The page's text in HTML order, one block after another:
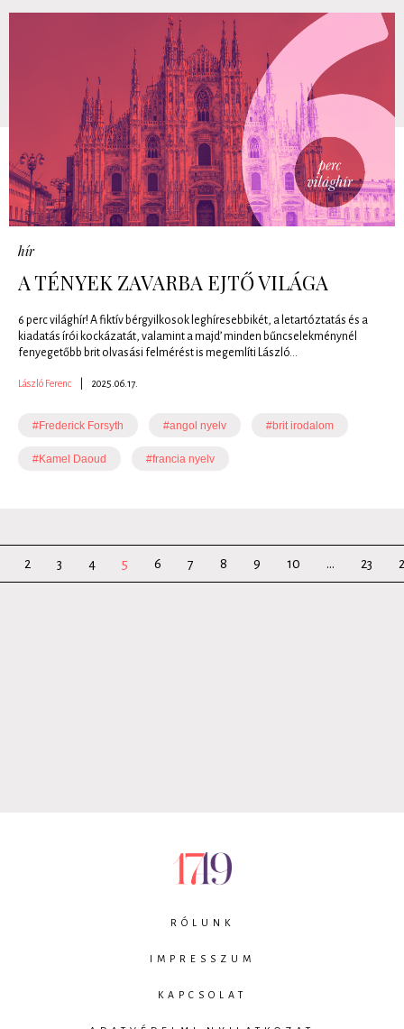
hír
A TÉNYEK ZAVARBA EJTŐ VILÁGA
6 perc világhír! A fiktív bérgyilkosok leghíresebbikét, a letartóztatás és a
kiadatás írói kockázatát, valamint a majd’ minden bűncselekménynél
fenyegetőbb brit olvasási felmérést is megemlíti László...
László Ferenc 2025.06.17.
#Frederick Forsyth #angol nyelv #brit irodalom
#Kamel Daoud #francia nyelv
2 3 4 5 6 7 8 9 10 ... 23
RÓLUNK
IMPRESSZUM
KAPCSOLAT